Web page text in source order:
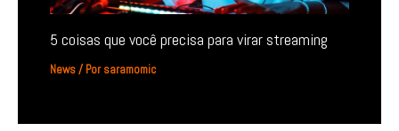
5 coisas que você precisa para virar streaming
News/ Porsaramomic